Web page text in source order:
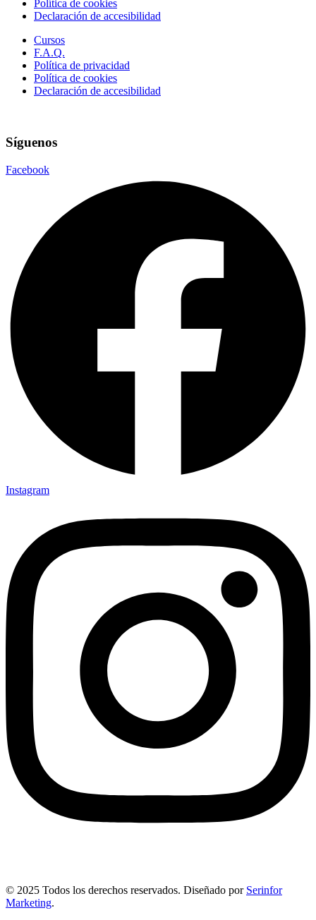
Política de cookies
Declaración de accesibilidad
Cursos
F.A.Q.
Política de privacidad
Política de cookies
Declaración de accesibilidad
Síguenos
Facebook
Instagram
© 2025 Todos los derechos reservados. Diseñado por Serinfor
Marketing.